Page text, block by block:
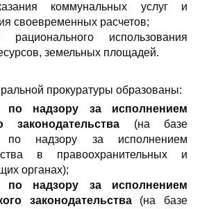
коммунальных услуг и
своевременных расчетов;
использования
земельных площадей.
прокуратуры образованы:
по надзору за исполнением
законодательства (на базе
по надзору за исполнением
в правоохранительных и
органах);
по надзору за исполнением
законодательства(на базе